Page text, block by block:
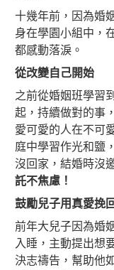
十幾年前，因為婚
身在學園小組中，
都感動落淚。
從改變自己開始
之前從婚姻班學習
起，持續做對的事
愛可愛的人在不可
庭中學習作光和鹽
沒回家，結婚時沒
託不焦慮！
鼓勵兒子用真愛挽
前年大兒子因為婚
入睡，主動提出想
決志禱告，幫助他